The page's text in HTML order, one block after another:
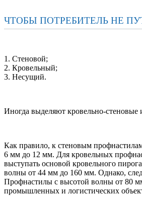
ЧТОБЫ ПОТРЕБИТЕЛЬ НЕ
1. Стеновой;
2. Кровельный;
3. Несущий.
Иногда выделяют кровельно-стеновые
Как правило, к стеновым
6 мм до 12 мм. Для кровельных
выступать основой кровельного
волны от 44 мм до 160 мм. Однако,
Профнастилы с высотой волны от 80
промышленных и логистических